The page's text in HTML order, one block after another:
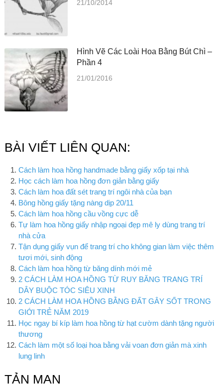
21/10/2014
Hình Vẽ Các Loài Hoa Bằng Bút Chì –
Phần 4
21/01/2016
BÀI VIẾT LIÊN QUAN:
Cách làm hoa hồng handmade bằng giấy xốp tại nhà
Học cách làm hoa hồng đơn giản bằng giấy
Cách làm hoa đất sét trang trí ngôi nhà của bạn
Bông hồng giấy tặng nàng dịp 20/11
Cách làm hoa hồng cầu vồng cực dễ
Tự làm hoa hồng giấy nhập ngoại đẹp mê ly dùng trang trí
nhà cửa
Tận dụng giấy vụn để trang trí cho không gian làm việc thêm
tươi mới, sinh động
Cách làm hoa hồng từ băng dính mới mẻ
2 CÁCH LÀM HOA HỒNG TỪ RUY BĂNG TRANG TRÍ
DÂY BUỘC TÓC SIÊU XINH
2 CÁCH LÀM HOA HỒNG BẰNG ĐẤT GÂY SỐT TRONG
GIỚI TRẺ NĂM 2019
Học ngay bí kíp làm hoa hồng từ hạt cườm dành tặng người
thương
Cách làm một số loại hoa bằng vải voan đơn giản mà xinh
lung linh
TẢN MẠN